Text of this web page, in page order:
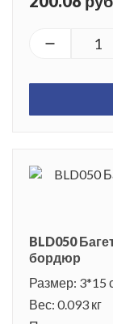
BLD050
бордюр
Размер: 3*15
Вес: 0.093 кг